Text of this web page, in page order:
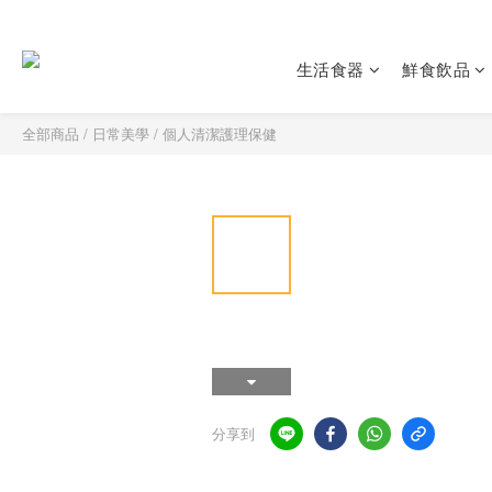
生活食器 鮮食飲品
全部商品 / 日常美學 / 個人清潔護理保健
分享到